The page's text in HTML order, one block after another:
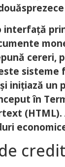
interfață
cereri,
sisteme
inițiază un
în
credit